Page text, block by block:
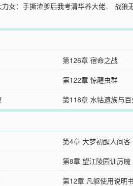
力女：手撕渣爹后我考清华养大佬、 战狼
第126章 宿命之战
第122章 惊醒虫群
第118章 水牯遗族与
第4章 大梦初醒人间客
第8章 望江陵园训厉魄
第12章 凡躯使用说明